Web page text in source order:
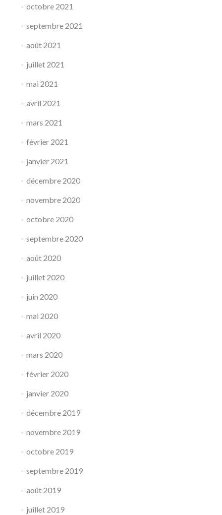
octobre 2021
septembre 2021
août 2021
juillet 2021
mai 2021
avril 2021
mars 2021
février 2021
janvier 2021
décembre 2020
novembre 2020
octobre 2020
septembre 2020
août 2020
juillet 2020
juin 2020
mai 2020
avril 2020
mars 2020
février 2020
janvier 2020
décembre 2019
novembre 2019
octobre 2019
septembre 2019
août 2019
juillet 2019